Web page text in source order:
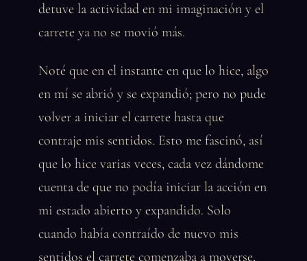
detuve la actividad en mi imaginación y el
carrete ya no se movió más.
Noté que en el instante en que lo hice, algo
en mí se abrió y se expandió; pero no pude
volver a iniciar el carrete hasta que
contraje mis sentidos. Esto me fascinó, así
que lo hice varias veces, cada vez dándome
cuenta de que no podía iniciar la acción en
mi estado abierto y expandido. Solo
cuando había contraído de nuevo mis
sentidos el carrete comenzaba a moverse,